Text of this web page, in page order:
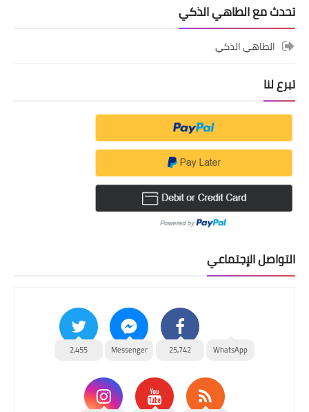
تحدث مع الطاهي الذكي
الطاهي الذكي
تبرع لنا
التواصل الإجتماعي
WhatsApp
25,742
Messenger
2,455